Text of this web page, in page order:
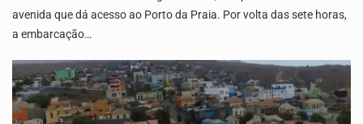
avenida que dá acesso ao Porto da Praia. Por volta das sete horas,
a embarcação…